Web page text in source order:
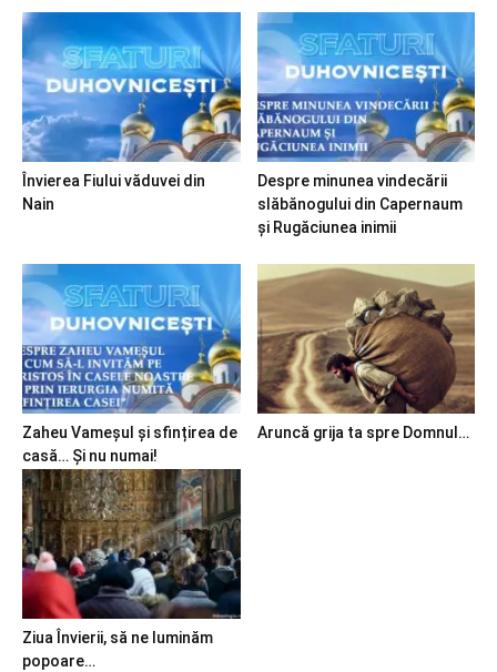
Învierea Fiului văduvei din
Nain
Despre minunea vindecării
slăbănogului din Capernaum
și Rugăciunea inimii
Zaheu Vameșul și sfințirea de
casă… Și nu numai!
Aruncă grija ta spre Domnul…
Ziua Învierii, să ne luminăm
popoare…